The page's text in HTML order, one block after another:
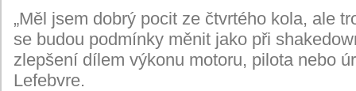
„Měl jsem dobrý pocit ze čtvrtého kola, ale
se budou podmínky měnit jako při
zlepšení dílem výkonu motoru, pilota nebo
Lefebvre.